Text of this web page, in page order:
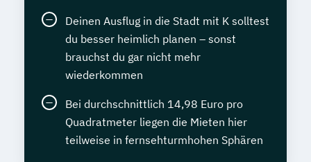
Deinen Ausflug in die Stadt mit K solltest
du besser heimlich planen – sonst
brauchst du gar nicht mehr
wiederkommen
Bei durchschnittlich 14,98 Euro pro
Quadratmeter liegen die Mieten hier
teilweise in fernsehturmhohen Sphären